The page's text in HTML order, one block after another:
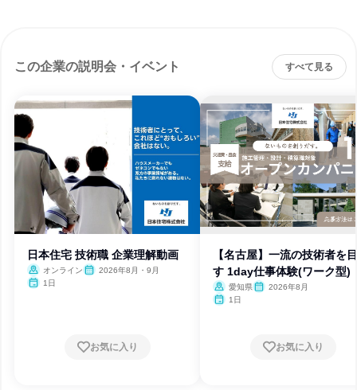
この企業の説明会・イベント すべて見る
日本住宅 技術職 企業理解動画
オンライン
2026年8月・9月
1日
お気に入り
【名古屋】一流の技術者を
す 1day仕事体験(ワーク型)
愛知県
2026年8月
1日
お気に入り